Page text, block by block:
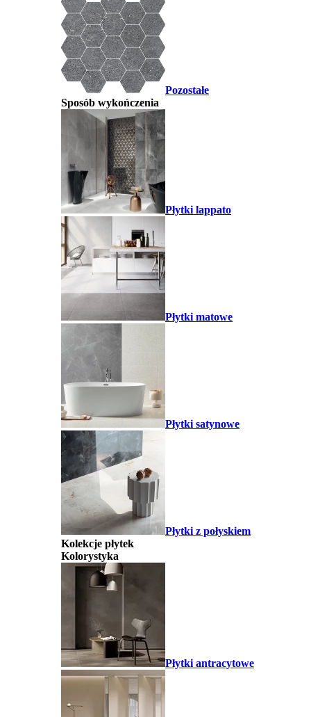
Pozostałe
Sposób wykończenia
Płytki lappato
Płytki matowe
Płytki satynowe
Płytki z połyskiem
Kolekcje płytek
Kolorystyka
Płytki antracytowe